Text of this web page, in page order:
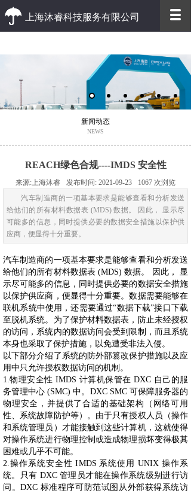
上海沐睿科技服务有限公司
优质的客户服务 高效的办事效率
新闻动态
NEWS
REACH绿色合规----IMDS 安全性
来源:上海沐睿 发布时间: 2021-09-23 1067 次浏览
​汽车制造商的一项基本要求是能够查看和分析发送
给他们的所有材料数据表 (MDS) 数据。 因此， 显示尽
可能多的信息，同时提供必要的数据安全措施以保护供
应商，便显得十分重要。
汽车制造商的一项基本要求是能够查看和分析发送
给他们的所有材料数据表 (MDS) 数据。 因此， 显
示尽可能多的信息，同时提供必要的数据安全措施
以保护供应商，便显得十分重要。数据需要能够在
联机系统中使用，还需要通过“数据下载”接口下载
至脱机系统。为了保护材料数据表，防止未经授权
的访问，系统内的数据访问会受到限制，而且系统
本身也采取了保护措施，以免遭受非法入侵。
以下部分介绍了系统的防外部篡改保护措施以及应
用中只允许授权数据访问的机制。
1.物理安全性 IMDS 计算机保管在 DXC 自己的服
务管理中心 (SMC) 中。DXC SMC 可保障服务器的
物理安全，并提供了合适的基础架构（网络可用
性、系统故障防护等）。由于只有授权人员（操作
和系统管理员）才能接触到这些计算机，这就使得
对操作系统进行物理控制或造成物理损坏变得极其
困难或几乎不可能。
2.操作系统安全性 IMDS 系统使用 UNIX 操作系
统。只有 DXC 管理员才能在操作系统级别进行访
问。DXC 标准程序可防范试图从外部获得系统访